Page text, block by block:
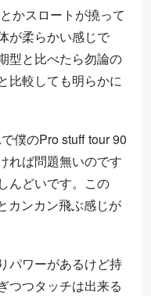
かスロートが撓って
が柔らかい感じで
型と比べたら勿論の
比較しても明らかに
僕のPro stuff tour 90
れば問題無いのです
んどいです。この
カンカン飛ぶ感じが
パワーがあるけど持
つつタッチは出来る